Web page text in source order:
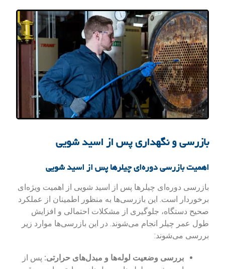
بازرسی و نگهداری پس از اسید شویی
اهمیت بازرسی دوره‌ای چیلرها پس از اسید شویی
بازرسی دوره‌ای چیلرها پس از اسید شویی از اهمیت ویژه‌ای
برخوردار است. این بازرسی‌ها به منظور اطمینان از عملکرد
صحیح دستگاه، جلوگیری از مشکلات احتمالی و افزایش
طول عمر چیلر انجام می‌شوند. در این بازرسی‌ها موارد زیر
بررسی می‌شوند:
بررسی وضعیت لوله‌ها و مبدل‌های حرارتی: پس از